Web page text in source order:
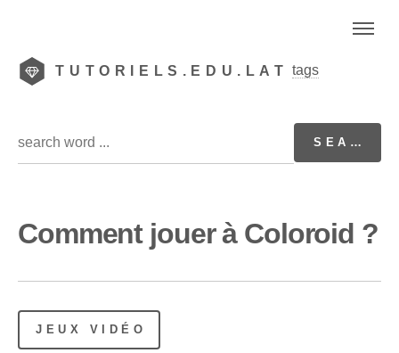
TUTORIELS.EDU.LAT tags
Comment jouer à Coloroid ?
JEUX VIDÉO